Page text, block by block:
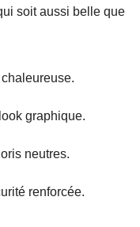
soit aussi belle que
graphique.
neutres.
renforcée.